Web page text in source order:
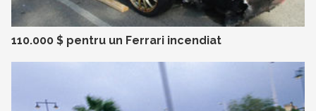
110.000 $ pentru un Ferrari incendiat